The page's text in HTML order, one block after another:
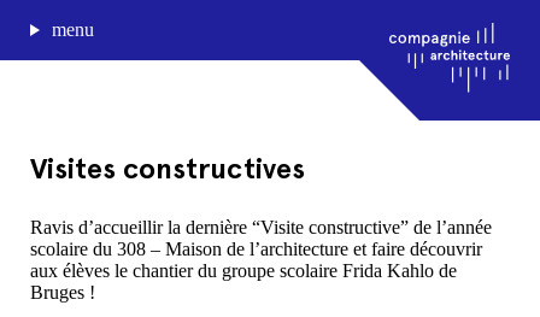
menu
journal de bord
projets
approche
agence
Visites constructives
Ravis d’accueillir la dernière “Visite constructive” de l’année
scolaire du 308 – Maison de l’architecture et faire découvrir
aux élèves le chantier du groupe scolaire Frida Kahlo de
Bruges !